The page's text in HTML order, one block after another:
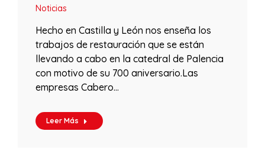
Noticias
Hecho en Castilla y León nos enseña los
trabajos de restauración que se están
llevando a cabo en la catedral de Palencia
con motivo de su 700 aniversario.Las
empresas Cabero…
Leer Más